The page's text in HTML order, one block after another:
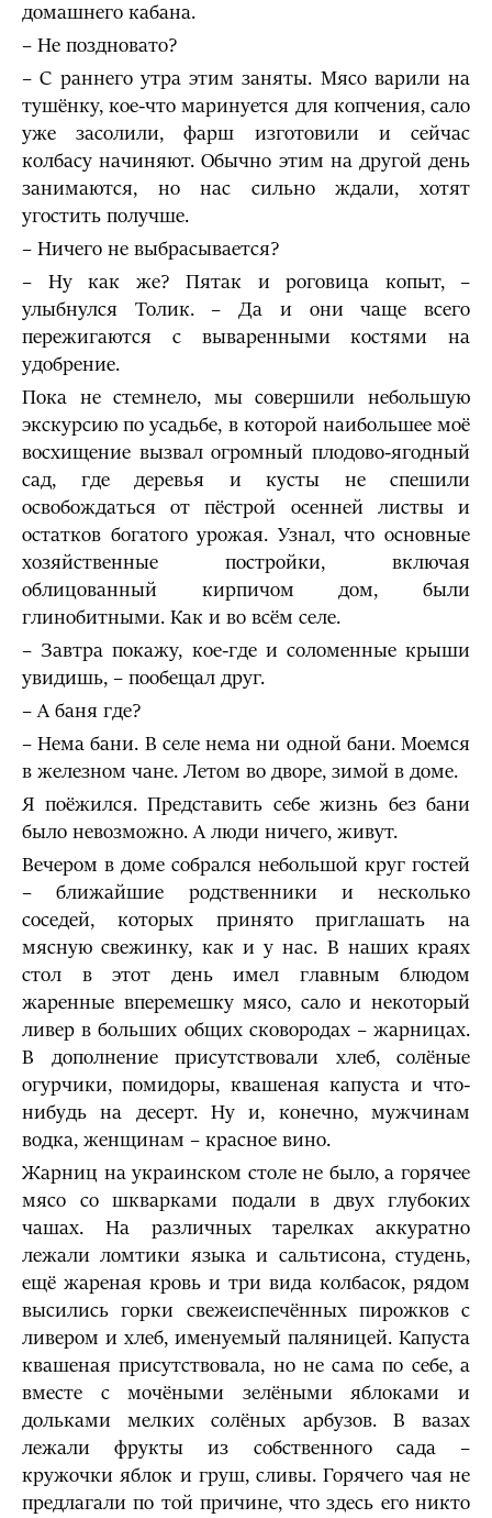
домашнего кабана.
– Не поздновато?
– С раннего утра этим заняты. Мясо варили на
тушёнку, кое-что маринуется для копчения, сало
уже засолили, фарш изготовили и сейчас
колбасу начиняют. Обычно этим на другой день
занимаются, но нас сильно ждали, хотят
угостить получше.
– Ничего не выбрасывается?
– Ну как же? Пятак и роговица копыт, –
улыбнулся Толик. – Да и они чаще всего
пережигаются с вываренными костями на
удобрение.
Пока не стемнело, мы совершили небольшую
экскурсию по усадьбе, в которой наибольшее моё
восхищение вызвал огромный плодово-ягодный
сад, где деревья и кусты не спешили
освобождаться от пёстрой осенней листвы и
остатков богатого урожая. Узнал, что основные
хозяйственные постройки, включая
облицованный кирпичом дом, были
глинобитными. Как и во всём селе.
– Завтра покажу, кое-где и соломенные крыши
увидишь, – пообещал друг.
– А баня где?
– Нема бани. В селе нема ни одной бани. Моемся
в железном чане. Летом во дворе, зимой в доме.
Я поёжился. Представить себе жизнь без бани
было невозможно. А люди ничего, живут.
Вечером в доме собрался небольшой круг гостей
– ближайшие родственники и несколько
соседей, которых принято приглашать на
мясную свежинку, как и у нас. В наших краях
стол в этот день имел главным блюдом
жаренные вперемешку мясо, сало и некоторый
ливер в больших общих сковородах – жарницах.
В дополнение присутствовали хлеб, солёные
огурчики, помидоры, квашеная капуста и что-
нибудь на десерт. Ну и, конечно, мужчинам
водка, женщинам – красное вино.
Жарниц на украинском столе не было, а горячее
мясо со шкварками подали в двух глубоких
чашах. На различных тарелках аккуратно
лежали ломтики языка и сальтисона, студень,
ещё жареная кровь и три вида колбасок, рядом
высились горки свежеиспечённых пирожков с
ливером и хлеб, именуемый паляницей. Капуста
квашеная присутствовала, но не сама по себе, а
вместе с мочёными зелёными яблоками и
дольками мелких солёных арбузов. В вазах
лежали фрукты из собственного сада –
кружочки яблок и груш, сливы. Горячего чая не
предлагали по той причине, что здесь его никто